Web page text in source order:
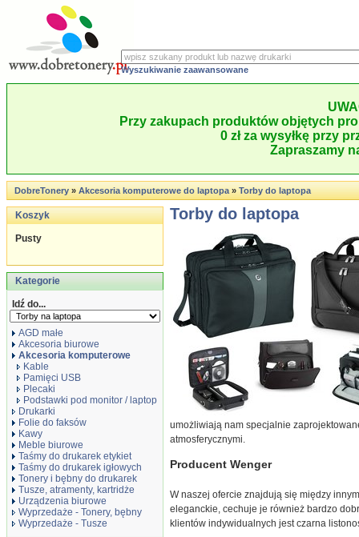
Wyszukiwanie zaawansowane
Przy zakupach produktów objętych
0 zł za wysyłkę przy
Zapraszamy
DobreTonery»Akcesoria komputerowe do laptopa»Torby do laptopa
Koszyk
Pusty
Kategorie
Idź do...
AGD małe
Akcesoria biurowe
Akcesoria komputerowe
Kable
Pamięci USB
Plecaki
Podstawki pod monitor / laptop
Drukarki
Folie do faksów
Kawy
Meble biurowe
Taśmy do drukarek etykiet
Taśmy do drukarek igłowych
Tonery i bębny do drukarek
Tusze, atramenty, kartridże
Urządzenia biurowe
Wyprzedaże - Tonery, bębny
Wyprzedaże - Tusze
Torby do laptopa
umożliwiają nam specjalnie
atmosferycznymi.
Producent Wenger
W naszej ofercie znajdują się między
eleganckie, cechuje je również bardzo
klientów indywidualnych jest czarna